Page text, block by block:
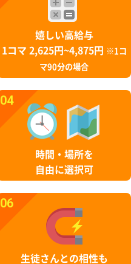
嬉しい高給与
1コマ 2,625円~4,875円
※1コ
マ90分の場合
04
時間・場所を
自由に選択可
06
生徒さんとの相性も